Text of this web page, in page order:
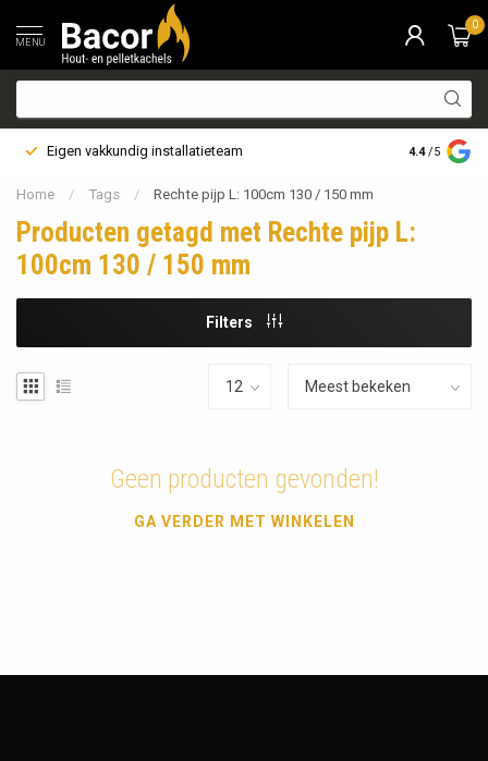
MENU
0
Eigen vakkundig installatieteam Bezorging
4.4 /5
Home / Tags / Rechte pijp L: 100cm 130 / 150 mm
Producten getagd met Rechte pijp L:
100cm 130 / 150 mm
Filters
Geen producten gevonden!
GA VERDER MET WINKELEN